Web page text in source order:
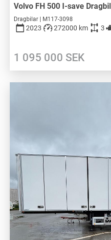
Volvo FH 500 I-save Dragbil
Dragbilar | M117-3098
2023 272000 km 3
1 095 000 SEK